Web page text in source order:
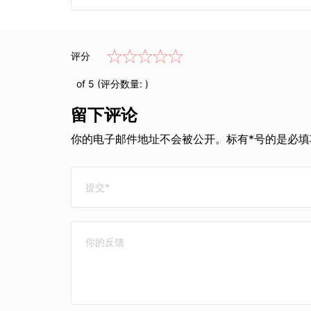
评分
of 5 (评分数量: )
留下评论
你的电子邮件地址不会被公开。标有*号的是必